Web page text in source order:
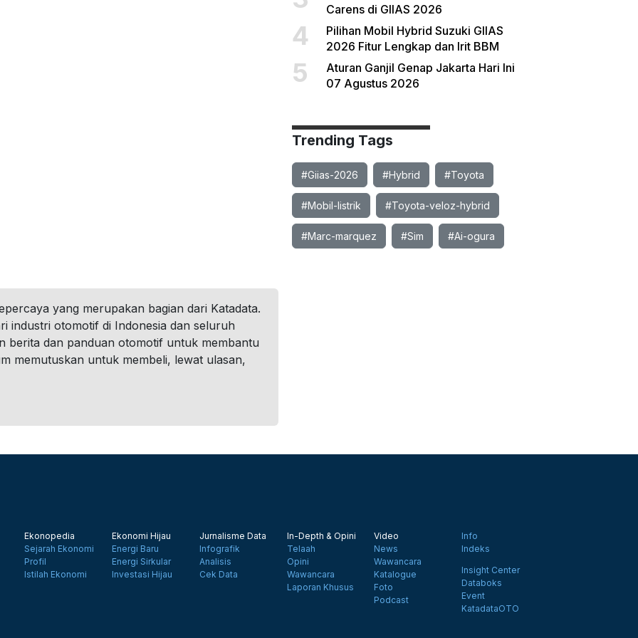
Carens di GIIAS 2026
4
Pilihan Mobil Hybrid Suzuki GIIAS
2026 Fitur Lengkap dan Irit BBM
5
Aturan Ganjil Genap Jakarta Hari Ini
07 Agustus 2026
Trending Tags
#Giias-2026 #Hybrid #Toyota
#Mobil-listrik #Toyota-veloz-hybrid
#Marc-marquez #Sim #Ai-ogura
yang merupakan bagian dari Katadata.
industri otomotif di Indonesia dan seluruh
berita dan panduan otomotif untuk membantu
memutuskan untuk membeli, lewat ulasan,
Ekonopedia
Sejarah Ekonomi
Profil
Istilah Ekonomi
Ekonomi Hijau
Energi Baru
Energi Sirkular
Investasi Hijau
Jurnalisme Data
Infografik
Analisis
Cek Data
In-Depth & Opini
Telaah
Opini
Wawancara
Laporan Khusus
Video
News
Wawancara
Katalogue
Foto
Podcast
Info
Indeks
Insight Center
Databoks
Event
KatadataOTO